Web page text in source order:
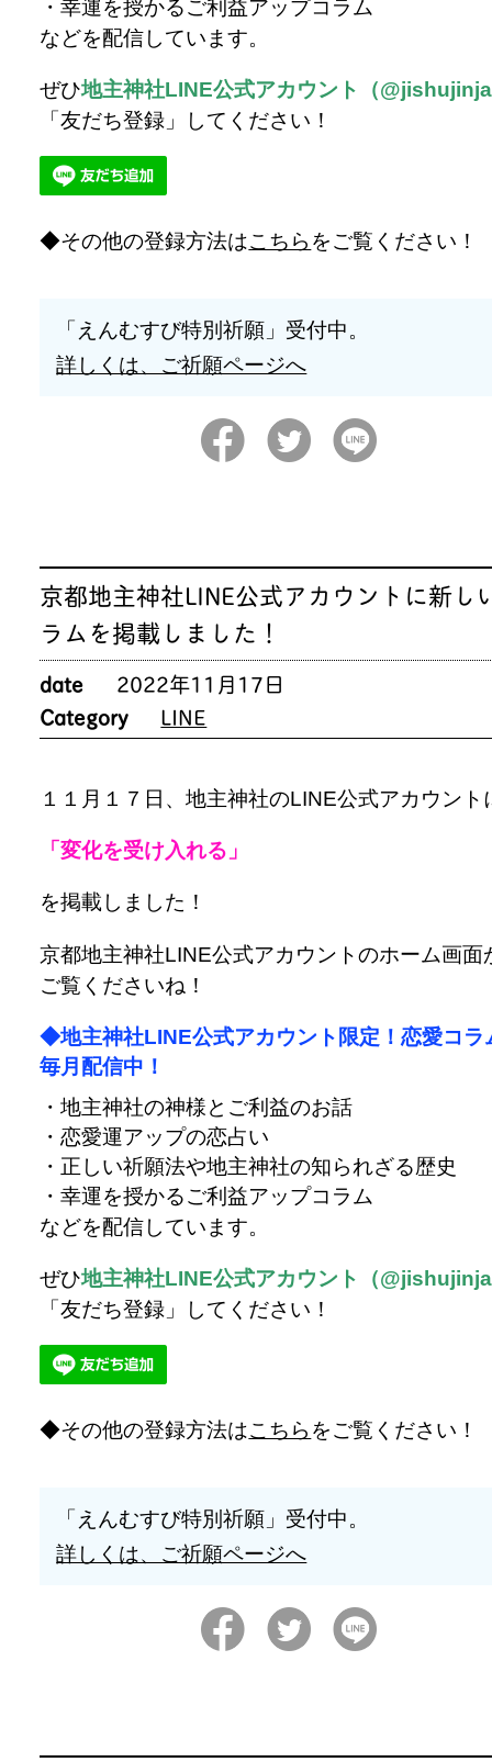
・幸運を授かるご利益アップコラム
などを配信しています。
ぜひ地主神社LINE公式アカウント（
「友だち登録」してください！
その他の登録方法はこちら をご覧ください！
「えんむすび特別祈願」受付中。
詳しくは、ご祈願ページへ
京都地主神社LINE公式アカウントに新し
ラムを掲載しました！
date
2022年11月17日
Category
LINE
１１月１７日、地主神社のLINE公式アカウント
「変化を受け入れる」
を掲載しました！
京都地主神社LINE公式アカウントのホーム画面
ご覧くださいね！
◆地主神社LINE公式アカウント限定！恋愛コラ
毎月配信中！
・地主神社の神様とご利益のお話
・恋愛運アップの恋占い
・正しい祈願法や地主神社の知られざる歴史
・幸運を授かるご利益アップコラム
などを配信しています。
ぜひ地主神社LINE公式アカウント（
「友だち登録」してください！
その他の登録方法はこちら をご覧ください！
「えんむすび特別祈願」受付中。
詳しくは、ご祈願ページへ